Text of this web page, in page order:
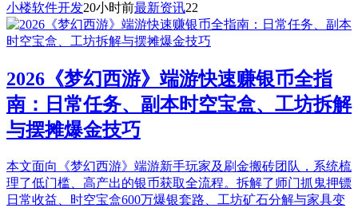
小楼软件开发20小时前最新资讯22
2026《梦幻西游》端游快速赚银币全指
南：日常任务、副本时空宝盒、工坊拆解
与摆摊爆金技巧
本文面向《梦幻西游》端游新手玩家及刷金搬砖团队，系统梳
理了低门槛、高产出的银币获取全流程。拆解了师门抓鬼押镖
日常收益、时空宝盒600万爆银套路、工坊矿石分解与家具变